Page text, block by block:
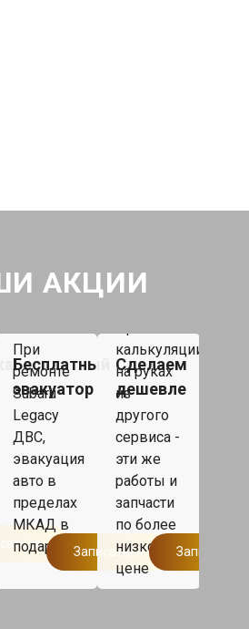
АКЦИИ
Бесплатный
эвакуатор
При
ремонте
Subaru
Legacy
ДВС,
эвакуация
авто в
пределах
МКАД в
подарок.
Записаться
Сделаем
дешевле
калькуляции
на руках
из
другого
сервиса -
эти же
работы и
запчасти
по более
низкой
цене
Записаться